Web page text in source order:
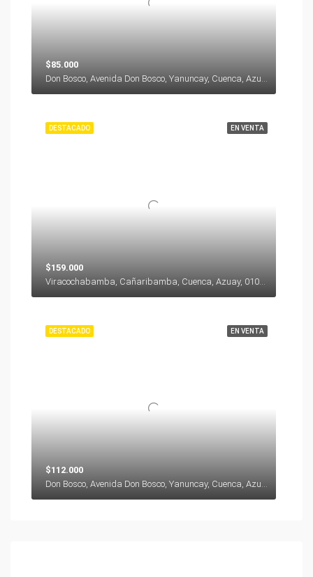
$85.000
Don Bosco, Avenida Don Bosco, Yanuncay, Cuenca, Azuay, 000000, Ecuador
EN VENTA
DESTACADO
$159.000
EN VENTA
DESTACADO
$112.000
Don Bosco, Avenida Don Bosco, Yanuncay, Cuenca, Azuay, 000000, Ecuador